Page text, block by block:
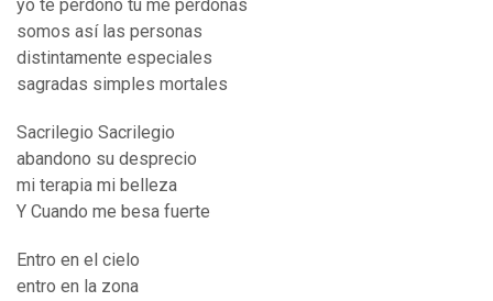
yo te perdono tu me perdonas
somos así las personas
distintamente especiales
sagradas simples mortales
Sacrilegio Sacrilegio
abandono su desprecio
mi terapia mi belleza
Y Cuando me besa fuerte
Entro en el cielo
entro en la zona